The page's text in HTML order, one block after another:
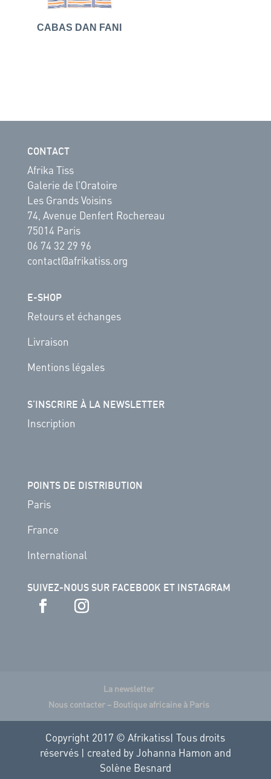
CABAS DAN FANI
CONTACT
Afrika Tiss
Galerie de l’Oratoire
Les Grands Voisins
74, Avenue Denfert Rochereau
75014 Paris
06 74 32 29 96
contact@afrikatiss.org
E-SHOP
Retours et échanges
Livraison
Mentions légales
S’INSCRIRE À LA NEWSLETTER
Inscription
POINTS DE DISTRIBUTION
Paris
France
International
SUIVEZ-NOUS SUR FACEBOOK ET INSTAGRAM
La newsletter
Nous contacter – Boutique africaine à Paris
Copyright 2017 © Afrikatiss| Tous droits
réservés | created by Johanna Hamon and
Solène Besnard